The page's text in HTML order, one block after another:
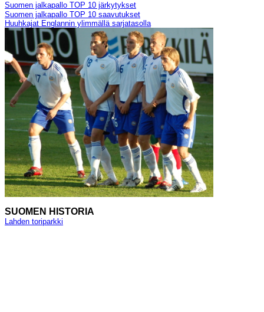
Suomen jalkapallo TOP 10 järkytykset
Suomen jalkapallo TOP 10 saavutukset
Huuhkajat Englannin ylimmällä sarjatasolla
SUOMEN HISTORIA
Lahden toriparkki